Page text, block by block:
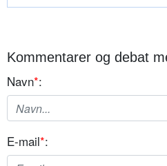
Kommentarer og debat
Navn*:
E-mail*: